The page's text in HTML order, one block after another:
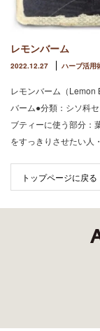
レモンバーム
2022.12.27 ハーブ活用
レモンバーム（Lemon
バーム●分類：シソ科
ブティーに使う部分：
をすっきりさせたい
トップページに戻る